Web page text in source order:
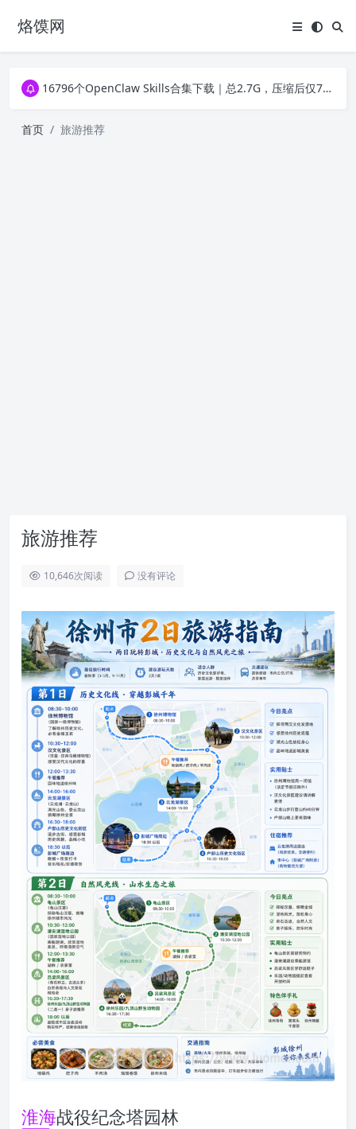
烙馍网
16796个OpenClaw Skills合集下载｜总2.7G，压缩后仅738M，覆盖全场景技能
16796个OpenClaw Skills合集下载｜总2.7G，压缩后仅738M，覆盖全场景技能
首页
旅游推荐
旅游推荐
10,646次阅读 没有评论
淮海战役纪念塔园林